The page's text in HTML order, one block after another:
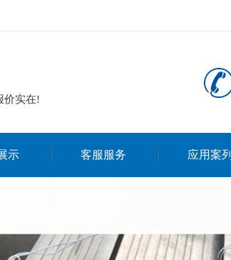
价实在!
示 客服服务 应用案列